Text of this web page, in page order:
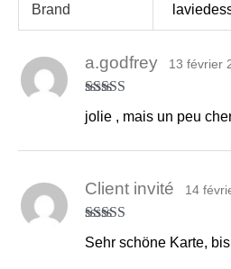
Brand
Rated
out
of 5
a.godfrey 13 février
jolie , mais un peu
Rated
out
of 5
Client invité 14
Sehr schöne Karte,